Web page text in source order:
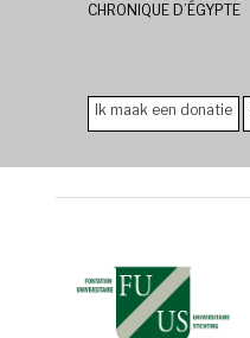
CHRONIQUE D’ÉGYPTE
Ik maak een donatie